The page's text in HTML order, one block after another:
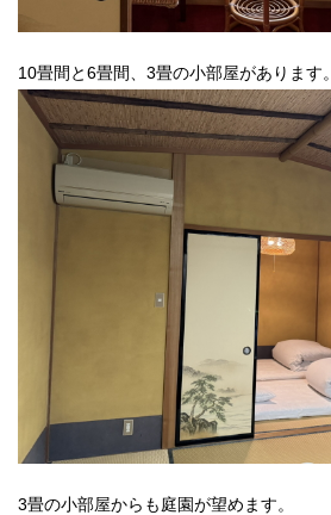
10畳間と6畳間、3畳の小部屋があります。
3畳の小部屋からも庭園が望めます。